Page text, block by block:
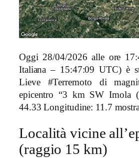
Oggi 28/04/2026 alle ore
Italiana – 15:47:09 UTC) è
Lieve #Terremoto di
epicentro “3 km SW Imola
44.33 Longitudine: 11.7
Località vicine
(raggio 15 km)